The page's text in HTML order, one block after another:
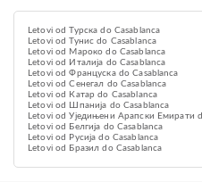
Letovi od Турска do Casablanca
Letovi od Тунис do Casablanca
Letovi od Мароко do Casablanca
Letovi od Италија do Casablanca
Letovi od Француска do Casablanca
Letovi od Сенегал do Casablanca
Letovi od Катар do Casablanca
Letovi od Шпанија do Casablanca
Letovi od Уједињени Арапски Емирати
Letovi od Белгија do Casablanca
Letovi od Русија do Casablanca
Letovi od Бразил do Casablanca